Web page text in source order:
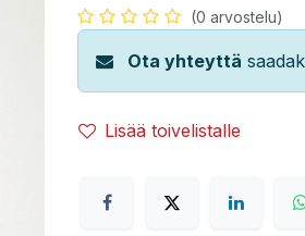
(0 arvostelu)
Ota yhteyttä
Lisää toivelistalle